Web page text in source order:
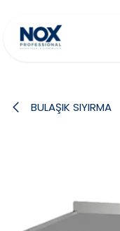
BULAŞIK SIYIRMA